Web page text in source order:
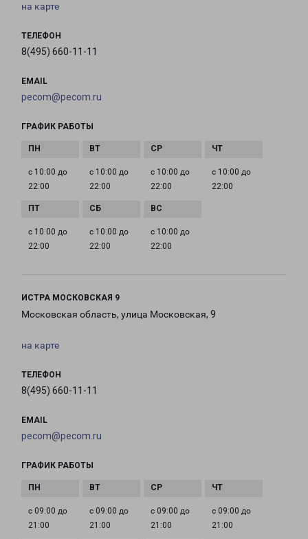
на карте
ТЕЛЕФОН
8(495) 660-11-11
EMAIL
pecom@pecom.ru
ГРАФИК РАБОТЫ
с 10:00 до
22:00
с 10:00 до
22:00
с 10:00 до
22:00
с 10:00 до
22:00
с 10:00 до
22:00
с 10:00 до
22:00
с 10:00 до
22:00
ИСТРА МОСКОВСКАЯ 9
Московская область, улица Московская, 9
на карте
ТЕЛЕФОН
8(495) 660-11-11
EMAIL
pecom@pecom.ru
ГРАФИК РАБОТЫ
с 09:00 до
21:00
с 09:00 до
21:00
с 09:00 до
21:00
с 09:00 до
21:00